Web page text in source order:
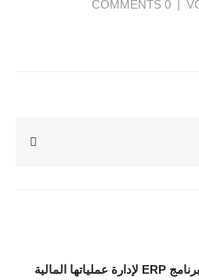
0 COMMENTS
لماذا تحتاج الشركات إلى برنامج ERP لإدارة عملياتها المالية